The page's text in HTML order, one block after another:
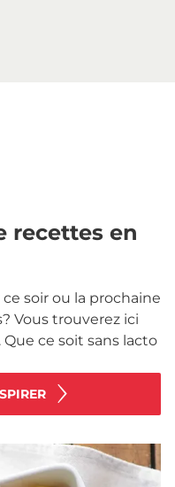
recettes en
soir ou la prochaine
Vous trouverez ici
ce soit sans lacto